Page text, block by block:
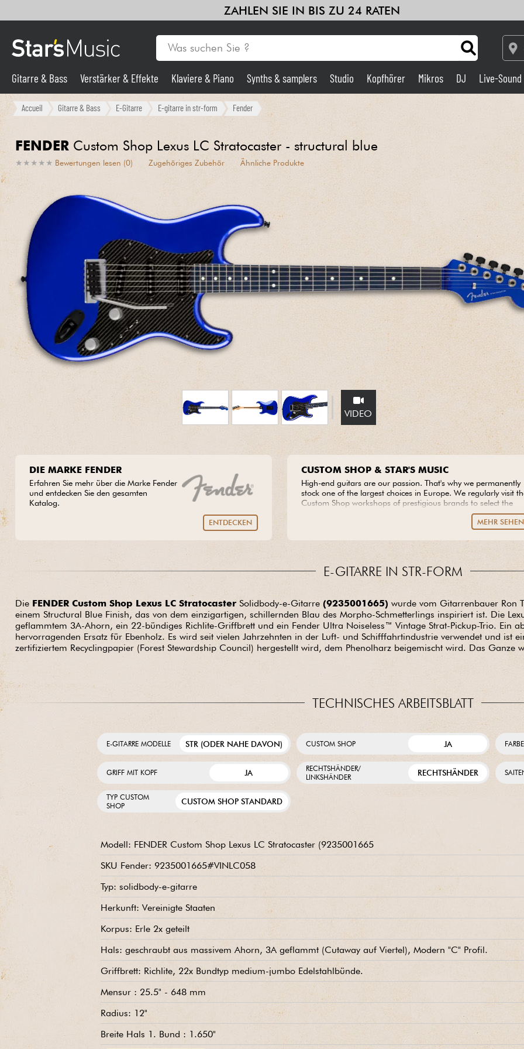
ZAHLEN SIE IN BIS ZU 24 RATEN
Gitarre & Bass
Synths & samplers Studio
Licht Drums
Bundle
Sehen Sie sich unsere Marken an
Gitarre & Bass Verstärker & Effekte Klaviere & Piano Synths & samplers Studio Kopfhörer Mikros DJ Live-Sound
Accueil Gitarre & Bass E-Gitarre E-gitarre in str-form Fender
FENDERCustom Shop Lexus LC Stratocaster - structural blue
★ ★ ★ ★ ★
★ ★ ★ ★ ★ Bewertungen lesen (0) Zugehöriges Zubehör Ähnliche Produkte
VIDEO
DIE MARKE FENDER
Erfahren Sie mehr über die Marke Fender
und entdecken Sie den gesamten
Katalog.
ENTDECKEN
CUSTOM SHOP & STAR'S MUSIC
High-end guitars are our passion. That's why we permanently
stock one of the largest choices in Europe. We regularly visit
Custom Shop workshops of prestigious brands to select the
most beautiful pieces of wood available, from which we create
our own models. Do you dream of an extraordinary guitar?
Entrust us with your project with complete peace of mind.
MEHR SEHEN
E-GITARRE IN STR-FORM
Die FENDER Custom Shop Lexus LC StratocasterSolidbody-e-Gitarre (9235001665) wurde vom Gitarrenbauer Ron
einem Structural Blue Finish, das von dem einzigartigen, schillernden Blau des Morpho-Schmetterlings inspiriert ist. Die
geflammtem 3A-Ahorn, ein 22-bündiges Richlite-Griffbrett und ein Fender Ultra Noiseless™ Vintage Strat-Pickup-Trio. Ein
hervorragenden Ersatz für Ebenholz. Es wird seit vielen Jahrzehnten in der Luft- und Schifffahrtindustrie verwendet und ist
zertifiziertem Recyclingpapier (Forest Stewardship Council) hergestellt wird, dem Phenolharz beigemischt wird. Das Ganze
TECHNISCHES ARBEITSBLATT
E-GITARRE MODELLE STR (ODER NAHE DAVON) CUSTOM SHOP JA FARBE
GRIFF MIT KOPF JA
RECHTSHÄNDER/
LINKSHÄNDER
RECHTSHÄNDER
TYP CUSTOM
SHOP
CUSTOM SHOP STANDARD
Modell: FENDER Custom Shop Lexus LC Stratocaster (9235001665
SKU Fender: 9235001665#VINLC058
Typ: solidbody-e-gitarre
Herkunft: Vereinigte Staaten
Korpus: Erle 2x geteilt
Hals: geschraubt aus massivem Ahorn, 3A geflammt (Cutaway auf Viertel), Modern "C" Profil.
Griffbrett: Richlite, 22x Bundtyp medium-jumbo Edelstahlbünde.
Mensur : 25.5" - 648 mm
Radius: 12"
Breite Hals 1. Bund : 1.650"